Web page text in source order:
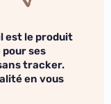
est le produit
ses
tracker.
en vous